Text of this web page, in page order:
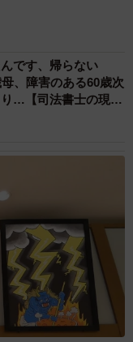
です、帰らない
、障害のある60歳次
…【司法書士の現場